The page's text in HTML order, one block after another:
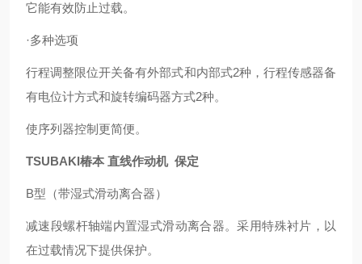
它能有效防止过载。
·多种选项
行程调整限位开关备有外部式和内部式2种，行程传感器备
有电位计方式和旋转编码器方式2种。
使序列器控制更简便。
TSUBAKI椿本 直线作动机 保定
B型（带湿式滑动离合器）
减速段螺杆轴端内置湿式滑动离合器。采用特殊衬片，以
在过载情况下提供保护。